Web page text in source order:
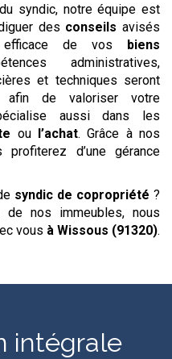
syndic, notre équipe est
des conseils avisés
de vos biens
administratives,
et techniques seront
afin de valoriser votre
aussi dans les
ou l’achat. Grâce à nos
profiterez d’une gérance
syndic de copropriété ?
nos immeubles, nous
vous à Wissous (91320).
intégrale